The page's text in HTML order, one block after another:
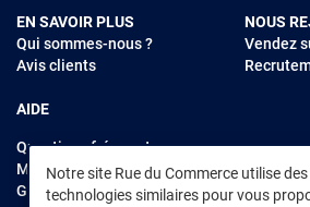
Notre site Rue du Commerce utilise
technologies similaires pour vous
EN SAVOIR PLUS
Qui sommes-nous ?
Avis clients
AIDE
Questions fréquentes
Modes de règlements
Garantie et retours
NOUS
Vendez